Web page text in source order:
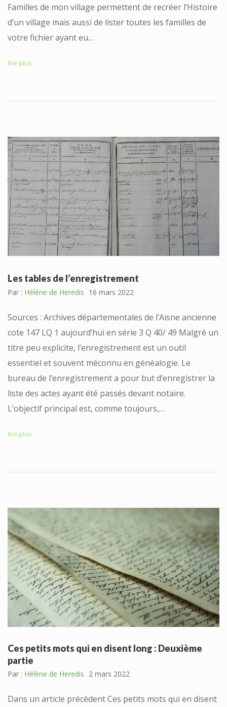
Familles de mon village permettent de recréer l’Histoire
d’un village mais aussi de lister toutes les familles de
votre fichier ayant eu…
lire plus
Les tables de l’enregistrement
Par : Hélène de Heredis 16 mars 2022
Sources : Archives départementales de l’Aisne ancienne
cote 147 LQ 1 aujourd’hui en série 3 Q 40/ 49 Malgré un
titre peu explicite, l’enregistrement est un outil
essentiel et souvent méconnu en généalogie. Le
bureau de l’enregistrement a pour but d’enregistrer la
liste des actes ayant été passés devant notaire.
L’objectif principal est, comme toujours,…
lire plus
Ces petits mots qui en disent long : Deuxième
partie
Par : Hélène de Heredis 2 mars 2022
Dans un article précédent Ces petits mots qui en disent